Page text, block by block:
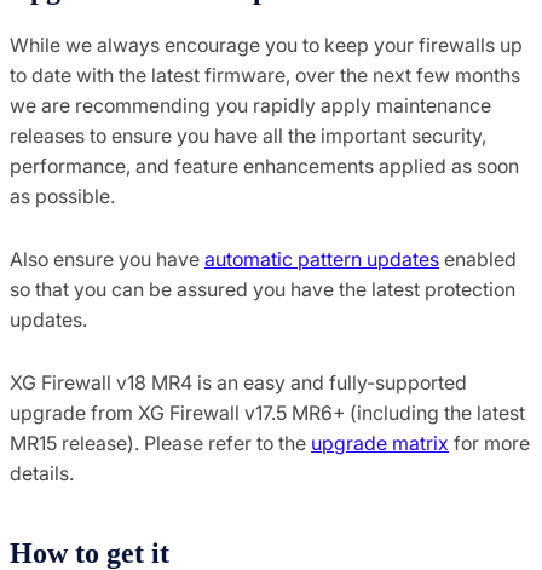
While we always encourage you to keep your firewalls up
to date with the latest firmware, over the next few months
we are recommending you rapidly apply maintenance
releases to ensure you have all the important security,
performance, and feature enhancements applied as soon
as possible.
Also ensure you have automatic pattern updates enabled
so that you can be assured you have the latest protection
updates.
XG Firewall v18 MR4 is an easy and fully-supported
upgrade from XG Firewall v17.5 MR6+ (including the latest
MR15 release). Please refer to the upgrade matrix for more
details.
How to get it